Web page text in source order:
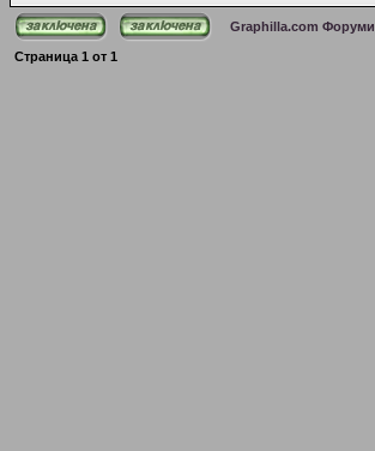
Graphilla.com Форуми
Страница 1 от 1